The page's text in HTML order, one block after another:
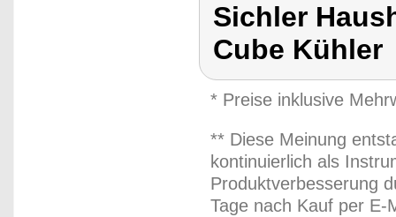
Sichler
Cube Kühler
* Preise inklusive
** Diese Meinung
kontinuierlich als
Produktverbesserung
Tage nach Kauf per E-